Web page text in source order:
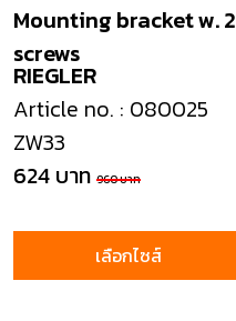
RIEGLER
Mounting bracket w. 2
screws
Article no. : 080025
ZW33
624 บาท 960 บาท
เลือกไซส์